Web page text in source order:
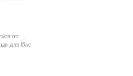
от
для Вас